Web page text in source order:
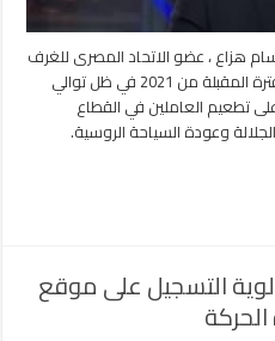
عمليات
التطعيم
مغلقة
هزاع ، عضو الاتحاد المصرى للغرف
السياحية، زيادة أعداد السياح خلال الفترة المقبلة من 2021 في ظل توالي
تطعيم العاملين في القطاع
وعودة السياحة الروسية.
التسجيل على موقع